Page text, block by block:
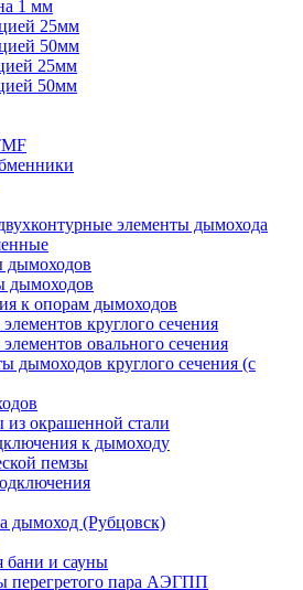
1 мм
25мм
50мм
25мм
50мм
элементы дымохода
дымоходов
дымоходов
к опорам дымоходов
круглого сечения
овального сечения
дымоходов круглого сечения (с
окрашенной стали
к дымоходу
пемзы
дымоход (Рубцовск)
бани и сауны
перегретого пара АЭГПП